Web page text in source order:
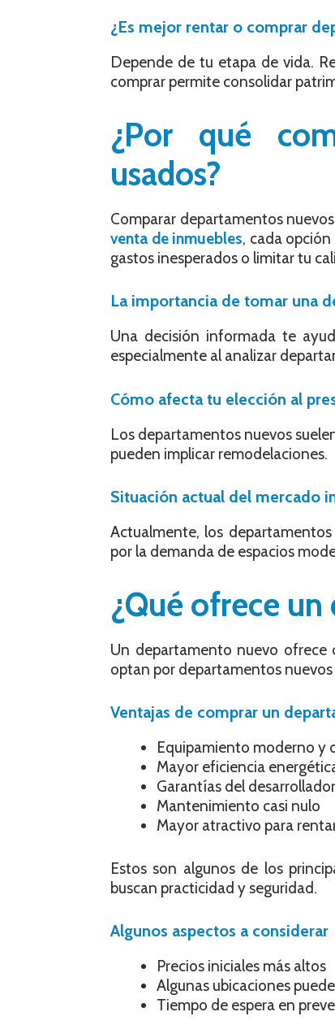
¿Es mejor rentar o comprar
Depende de tu etapa de vida.
comprar permite consolidar
¿Por qué
usados?
Comparar departamentos
venta de inmuebles, cada
gastos inesperados o limitar tu
La importancia de tomar una
Una decisión informada te
especialmente al analizar
Cómo afecta tu elección al
Los departamentos nuevos
pueden implicar remodelaciones.
Situación actual del mercado
Actualmente, los
por la demanda de espacios
¿Qué ofrece
Un departamento nuevo ofrece
optan por departamentos
Ventajas de comprar un
Equipamiento moderno y
Mayor eficiencia
Garantías del desarrollador
Mantenimiento casi nulo
Mayor atractivo para
Estos son algunos de los
buscan practicidad y seguridad.
Algunos aspectos a considerar
Precios iniciales más altos
Algunas ubicaciones
Tiempo de espera en